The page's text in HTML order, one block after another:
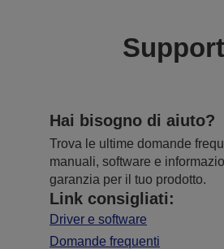
Hai bisogno di aiuto?
Trova le ultime domande
manuali, software e
garanzia per il tuo prodotto.
Link consigliati:
Driver e software
Domande frequenti